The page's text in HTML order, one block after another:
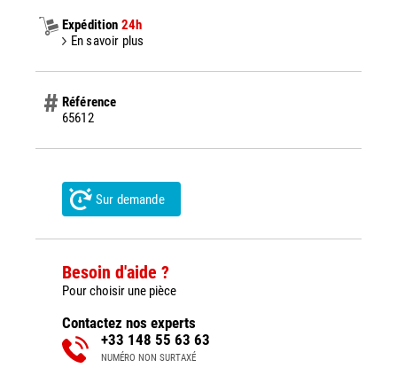
Expédition 24h
En savoir plus
Référence
65612
Sur demande
Besoin d'aide ?
Pour choisir une pièce
Contactez nos experts
+33 148 55 63 63
NUMÉRO NON SURTAXÉ